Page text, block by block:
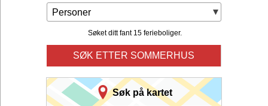
Personer
Søket ditt fant 15 ferieboliger.
SØK ETTER SOMMERHUS
Søk på kartet